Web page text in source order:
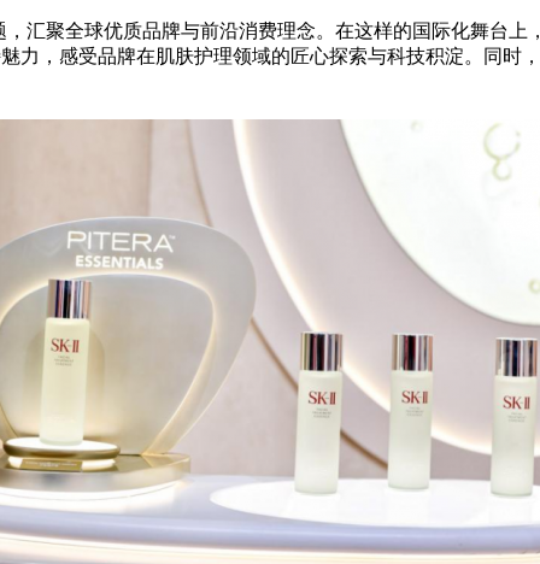
汇聚全球优质品牌与前沿消费理念。在这样的国际化舞台
，感受品牌在肌肤护理领域的匠心探索与科技积淀。同时